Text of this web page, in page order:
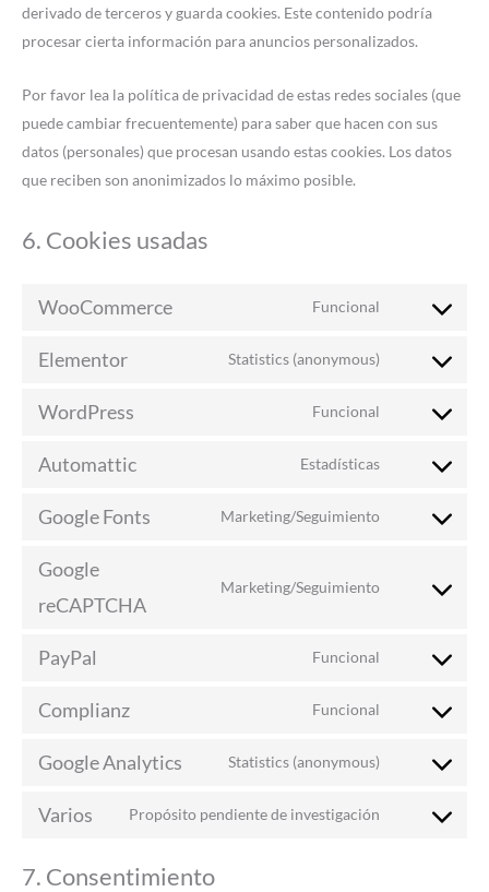
derivado de terceros y guarda cookies. Este contenido podría
procesar cierta información para anuncios personalizados.
Por favor lea la política de privacidad de estas redes sociales (que
puede cambiar frecuentemente) para saber que hacen con sus
datos (personales) que procesan usando estas cookies. Los datos
que reciben son anonimizados lo máximo posible.
6. Cookies usadas
WooCommerce Funcional
Elementor Statistics (anonymous)
WordPress Funcional
Automattic Estadísticas
Google Fonts Marketing/Seguimiento
Google
reCAPTCHA
Marketing/Seguimiento
PayPal Funcional
Complianz Funcional
Google Analytics Statistics (anonymous)
Varios Propósito pendiente de investigación
7. Consentimiento